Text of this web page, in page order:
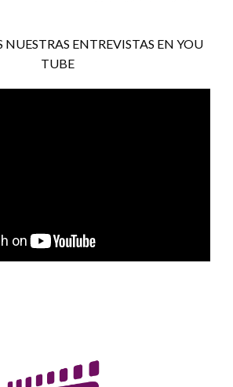
NUESTRAS ENTREVISTAS EN YOU
TUBE